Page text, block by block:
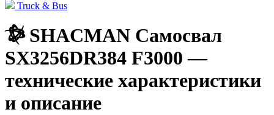
Truck & Bus
SHACMAN Самосвал
SX3256DR384 F3000—
технические характеристики
и описание